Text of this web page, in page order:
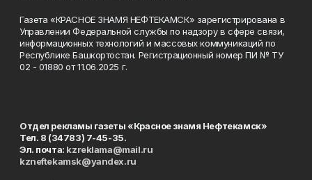
Газета «КРАСНОЕ ЗНАМЯ НЕФТЕКАМСК» зарегистрирована в
Управлении Федеральной службы по надзору в сфере связи,
информационных технологий и массовых коммуникаций по
Республике Башкортостан. Регистрационный номер ПИ № ТУ
02 - 01880 от 11.06.2025 г.
Отдел рекламы газеты «Красное знамя Нефтекамск»
Тел. 8 (34783) 7-45-35.
Эл. почта: kzreklama@mail.ru
kzneftekamsk@yandex.ru